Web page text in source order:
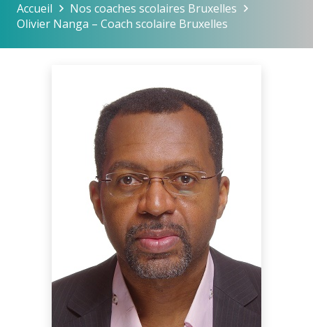
Accueil
Nos coaches scolaires Bruxelles
Olivier Nanga – Coach scolaire Bruxelles